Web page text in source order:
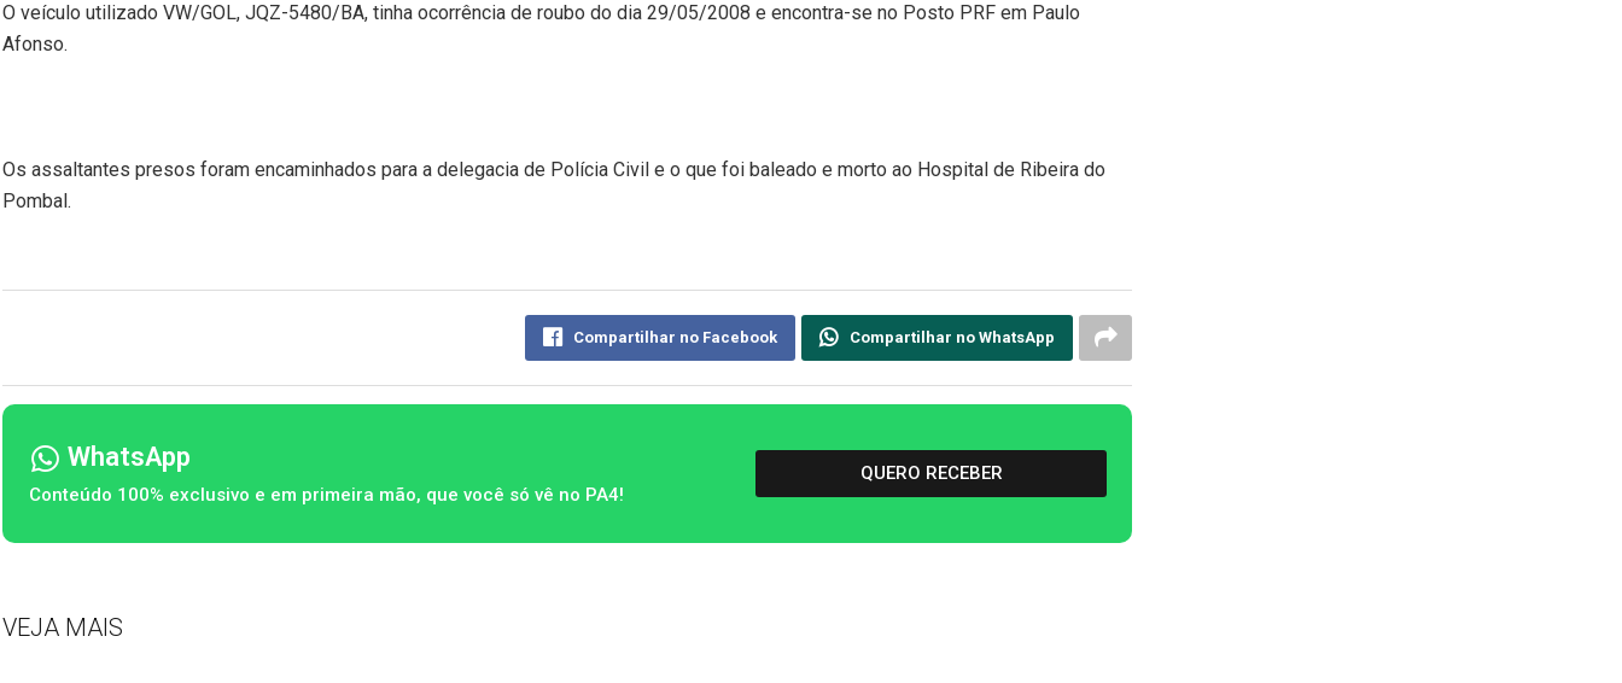
O veículo utilizado VW/GOL, JQZ-5480/BA, tinha ocorrência de roubo do dia 29/05/2008 e encontra-se no Posto PRF em Paulo
Afonso.
Os assaltantes presos foram encaminhados para a delegacia de Polícia Civil e o que foi baleado e morto ao Hospital de Ribeira do
Pombal.
Compartilhar no Facebook Compartilhar no WhatsApp
WhatsApp
Conteúdo 100% exclusivo e em primeira mão, que você só vê no PA4!
QUERO RECEBER
VEJA MAIS